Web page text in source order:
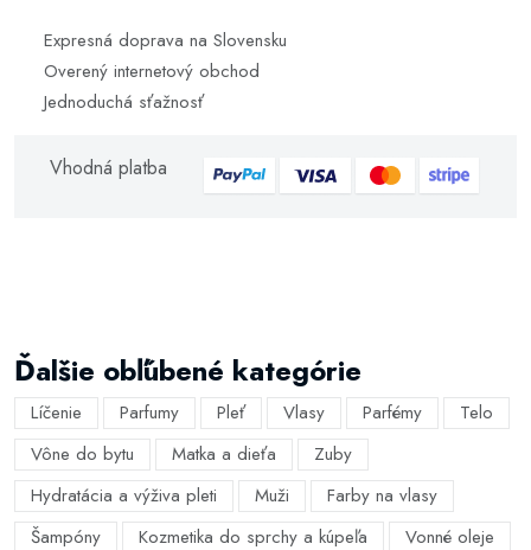
Expresná doprava na Slovensku
Overený internetový obchod
Jednoduchá sťažnosť
Vhodná platba
Ďalšie obľúbené kategórie
Líčenie Parfumy Pleť Vlasy Parfémy
Telo
Vône do bytu
Matka a dieťa
Zuby
Hydratácia a výživa pleti
Muži
Farby na vlasy
Šampóny
Kozmetika do sprchy a kúpeľa
Vonné oleje